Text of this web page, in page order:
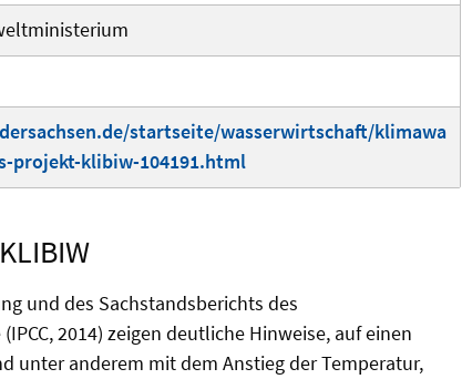
startseite/wasserwirtschaft/klimawa
projekt-klibiw-104191.html
KLIBIW
und des Sachstandsberichts des
2014) zeigen deutliche Hinweise, auf einen
unter anderem mit dem Anstieg der Temperatur,